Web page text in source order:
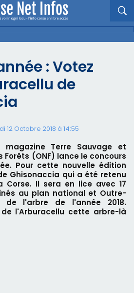
: Votez
de
12 Octobre 2018 à 14:55
magazine Terre Sauvage et
Forêts (ONF) lance le concours
Pour cette nouvelle édition
Ghisonaccia qui a été retenu
Corse. Il sera en lice avec 17
au plan national et Outre-
l'arbre de l'année 2018.
l'Arburacellu cette arbre-là